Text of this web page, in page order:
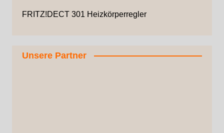
FRITZ!DECT 301 Heizkörperregler
Unsere Partner